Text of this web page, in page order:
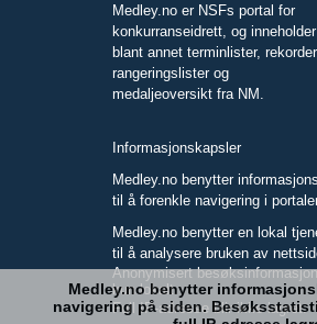
Medley.no er NSFs portal for
konkurranseidrett, og inneholder
blant annet terminlister, rekorder,
rangeringslister og
medaljeoversikt fra NM.
Informasjonskapsler
Medley.no benytter
til å forenkle navigering i
Medley.no benytter en lokal
til å analysere bruken av
Anonymisert
kun lokalt.
Full IP-adresse blir ikke lagret.
Medley.no benytter
navigering på siden.